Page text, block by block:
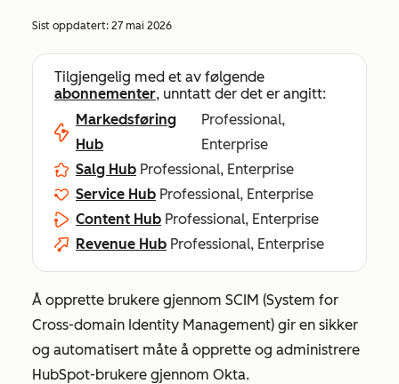
Sist oppdatert: 27 mai 2026
Tilgjengelig med et av følgende
abonnementer, unntatt der det er angitt:
Markedsføring
Hub
Professional,
Enterprise
Salg Hub Professional, Enterprise
Service Hub Professional, Enterprise
Content Hub Professional, Enterprise
Revenue Hub Professional, Enterprise
Å opprette brukere gjennom SCIM (System for
Cross-domain Identity Management) gir en sikker
og automatisert måte å opprette og administrere
HubSpot-brukere gjennom Okta.